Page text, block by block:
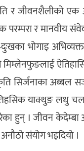
जीवनशैलीको एक
र मानवीय
भोगाइ
मिम्लेनफुङलाई
सिर्जनाका
याक्थुङ लधु
। जीवन केदेम्बा
संयोग भइदियो ।